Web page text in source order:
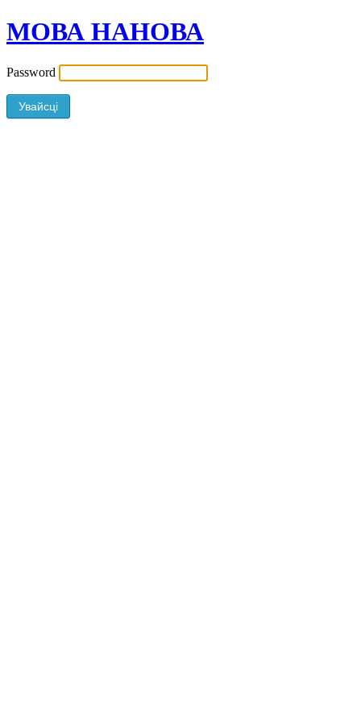
МОВА НАНОВА
Password